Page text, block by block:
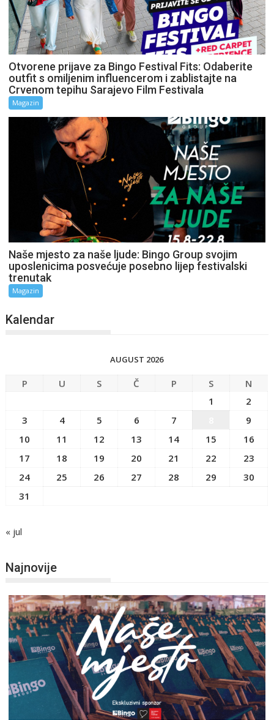
Otvorene prijave za Bingo Festival Fits: Odaberite
outfit s omiljenim influencerom i zablistajte na
Crvenom tepihu Sarajevo Film Festivala
Magazin
Naše mjesto za naše ljude: Bingo Group svojim
uposlenicima posvećuje posebno lijep festivalski
trenutak
Magazin
Kalendar
AUGUST 2026
P U S Č P S
N
1
2
3
4 5 6 7
9
10
11 12 13 14 15
16
17
18 19 20 21 22
23
24
25 26 27 28 29
30
31
« jul
Najnovije